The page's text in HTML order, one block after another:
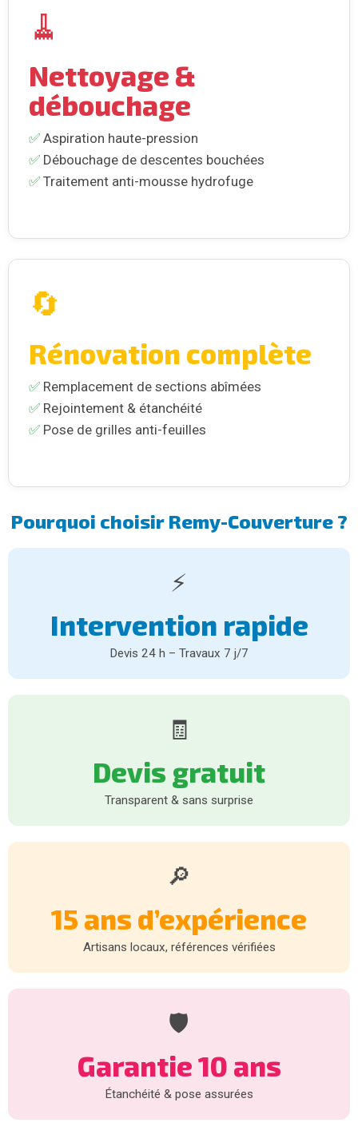
🧹
Nettoyage &
débouchage
✅ Aspiration haute-pression
✅ Débouchage de descentes bouchées
✅ Traitement anti-mousse hydrofuge
🔄
Rénovation complète
✅ Remplacement de sections abîmées
✅ Rejointement & étanchéité
✅ Pose de grilles anti-feuilles
Pourquoi choisir Remy-Couverture ?
⚡
Intervention rapide
Devis 24 h – Travaux 7 j/7
🧾
Devis gratuit
Transparent & sans surprise
🔎
15 ans d’expérience
Artisans locaux, références vérifiées
🛡️
Garantie 10 ans
Étanchéité & pose assurées